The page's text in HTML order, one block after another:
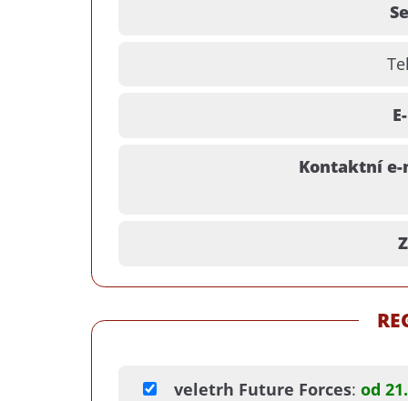
Kontaktní e-
veletrh Future Forces: od